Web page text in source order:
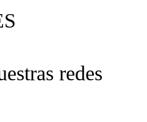
redes